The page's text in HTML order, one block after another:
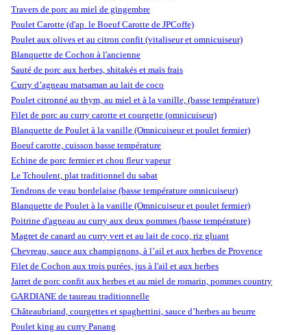
Travers de porc au miel de gingembre
Poulet Carotte (d'ap. le Boeuf Carotte de JPCoffe)
Poulet aux olives et au citron confit (vitaliseur et omnicuiseur)
Blanquette de Cochon à l'ancienne
Sauté de porc aux herbes, shitakés et maïs frais
Curry d’agneau matsaman au lait de coco
Poulet citronné au thym, au miel et à la vanille, (basse température)
Filet de porc au curry carotte et courgette (omnicuiseur)
Blanquette de Poulet à la vanille (Omnicuiseur et poulet fermier)
Boeuf carotte, cuisson basse température
Echine de porc fermier et chou fleur vapeur
Le Tchoulent, plat traditionnel du sabat
Tendrons de veau bordelaise (basse température omnicuiseur)
Blanquette de Poulet à la vanille (Omnicuiseur et poulet fermier)
Poitrine d'agneau au curry aux deux pommes (basse température)
Magret de canard au curry vert et au lait de coco, riz gluant
Chevreau, sauce aux champignons, à l’ail et aux herbes de Provence
Filet de Cochon aux trois purées, jus à l'ail et aux herbes
Jarret de porc confit aux herbes et au miel de romarin, pommes country
GARDIANE de taureau traditionnelle
Châteaubriand, courgettes et spaghettini, sauce d’herbes au beurre
Poulet king au curry Panang